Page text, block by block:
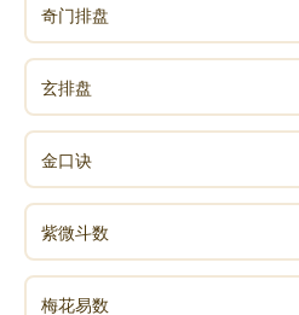
奇门排盘
玄排盘
金口诀
紫微斗数
梅花易数